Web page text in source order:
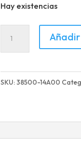
Hay existencias
cantidad
SKU:38500-14A00